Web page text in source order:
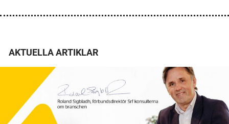
AKTUELLA ARTIKLAR